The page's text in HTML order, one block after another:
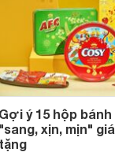
Gợi ý 15 hộp
"sang, xịn, mịn"
tặng